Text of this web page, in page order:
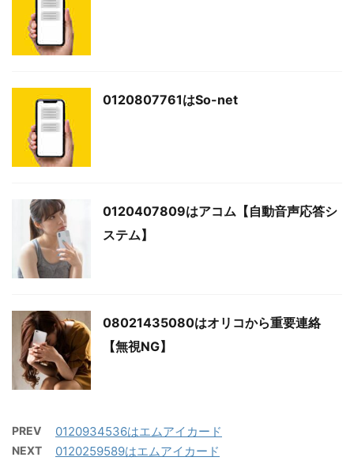
0120807761はSo-net
0120407809はアコム【自動音声応答シ
ステム】
08021435080はオリコから重要連絡
【無視NG】
PREV 0120934536はエムアイカード
NEXT 0120259589はエムアイカード